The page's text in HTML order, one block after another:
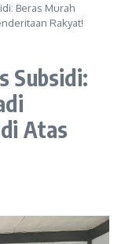
Beras Murah
Rakyat!
Subsidi:
Atas